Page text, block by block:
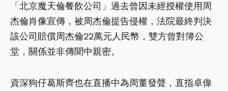
「北京魔天倫餐飲公司」過去曾因未經授權使用周
杰倫肖像宣傳，被周杰倫提告侵權，法院最終判決
該公司賠償周杰倫22萬元人民幣，雙方曾對簿公
堂，關係並非傳聞中親密。
資深狗仔葛斯齊也在直播中為周董發聲，直指卓偉